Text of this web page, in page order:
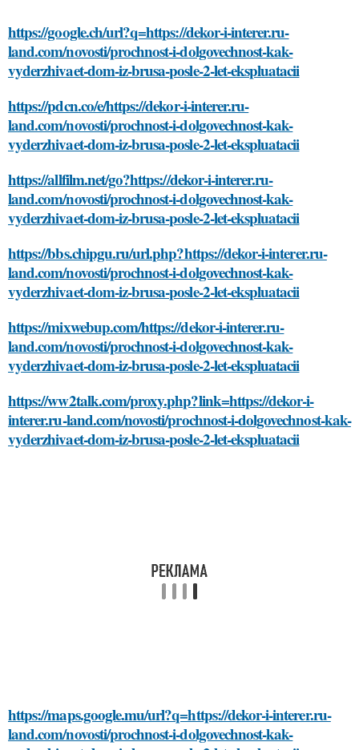
https://google.ch/url?q=https://dekor-i-interer.ru-
land.com/novosti/prochnost-i-dolgovechnost-kak-
vyderzhivaet-dom-iz-brusa-posle-2-let-ekspluatacii
https://pdcn.co/e/https://dekor-i-interer.ru-
land.com/novosti/prochnost-i-dolgovechnost-kak-
vyderzhivaet-dom-iz-brusa-posle-2-let-ekspluatacii
https://allfilm.net/go?https://dekor-i-interer.ru-
land.com/novosti/prochnost-i-dolgovechnost-kak-
vyderzhivaet-dom-iz-brusa-posle-2-let-ekspluatacii
https://bbs.chipgu.ru/url.php?https://dekor-i-interer.ru-
land.com/novosti/prochnost-i-dolgovechnost-kak-
vyderzhivaet-dom-iz-brusa-posle-2-let-ekspluatacii
https://mixwebup.com/https://dekor-i-interer.ru-
land.com/novosti/prochnost-i-dolgovechnost-kak-
vyderzhivaet-dom-iz-brusa-posle-2-let-ekspluatacii
https://ww2talk.com/proxy.php?link=https://dekor-i-
interer.ru-land.com/novosti/prochnost-i-dolgovechnost-kak-
vyderzhivaet-dom-iz-brusa-posle-2-let-ekspluatacii
https://maps.google.mu/url?q=https://dekor-i-interer.ru-
land.com/novosti/prochnost-i-dolgovechnost-kak-